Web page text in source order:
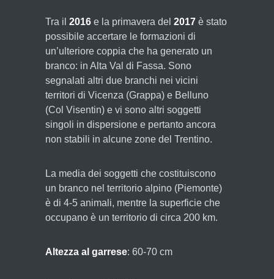
Tra il 2016 e la primavera del 2017 è stato
possibile accertare le formazioni di
un’ulteriore coppia che ha generato un
branco: in Alta Val di Fassa. Sono
segnalati altri due branchi nei vicini
territori di Vicenza (Grappa) e Belluno
(Col Visentin) e vi sono altri soggetti
singoli in dispersione e pertanto ancora
non stabili in alcune zone del Trentino.
La media dei soggetti che costituiscono
un branco nel territorio alpino (Piemonte)
è di 4-5 animali, mentre la superficie che
occupano è un territorio di circa 200 km.
Altezza al garrese: 60-70 cm